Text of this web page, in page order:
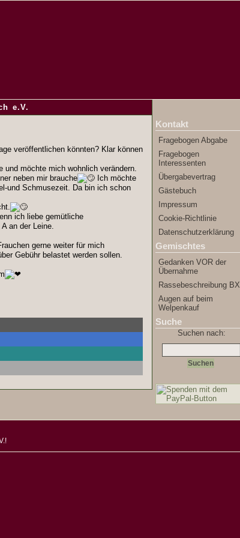
e.V.
Kontakt
Fragebogen Abgabe
Fragebogen
Interessenten
Übergabevertrag
Gästebuch
Impressum
Cookie-Richtlinie
Datenschutzerklärung
Gemischtes
Gedanken VOR der
Übernahme
Rassebeschreibung BX
Augen auf beim
Welpenkauf
Suche
Suchen nach:
veröffentlichen könnten? Klar können
und möchte mich wohnlich verändern.
neben mir brauche
Ich möchte
und Schmusezeit. Da bin ich schon
ich liebe gemütliche
an der Leine.
gerne weiter für mich
Gebühr belastet werden sollen.